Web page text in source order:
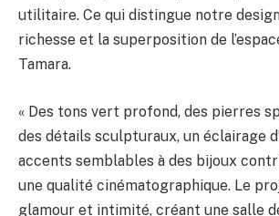
utilitaire. Ce qui distingue notre
richesse et la superposition de
Tamara.
« Des tons vert profond, des pierres
des détails sculpturaux, un éclairage
accents semblables à des bijoux
une qualité cinématographique. Le
glamour et intimité, créant une salle